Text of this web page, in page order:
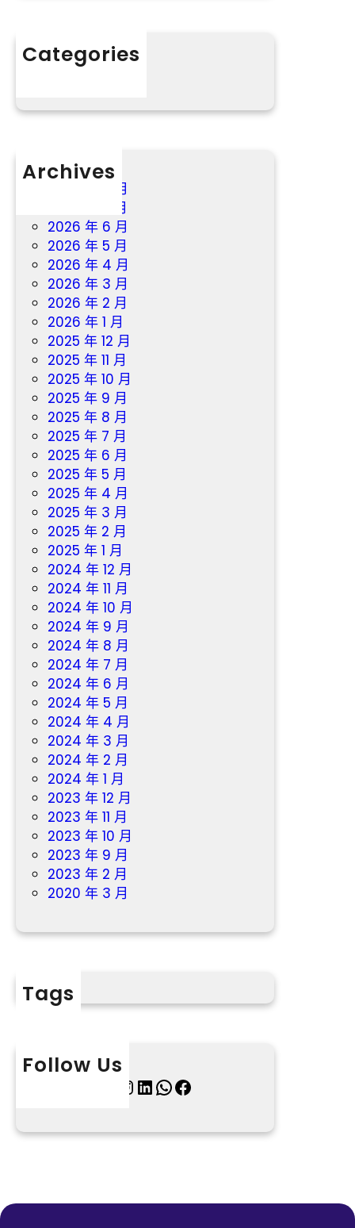
砥
Categories
Archives
2026 年 8 月
2026 年 7 月
2026 年 6 月
2026 年 5 月
2026 年 4 月
2026 年 3 月
2026 年 2 月
2026 年 1 月
2025 年 12 月
2025 年 11 月
2025 年 10 月
2025 年 9 月
2025 年 8 月
2025 年 7 月
2025 年 6 月
2025 年 5 月
2025 年 4 月
2025 年 3 月
2025 年 2 月
2025 年 1 月
2024 年 12 月
2024 年 11 月
2024 年 10 月
2024 年 9 月
2024 年 8 月
2024 年 7 月
2024 年 6 月
2024 年 5 月
2024 年 4 月
2024 年 3 月
2024 年 2 月
2024 年 1 月
2023 年 12 月
2023 年 11 月
2023 年 10 月
2023 年 9 月
2023 年 2 月
2020 年 3 月
Tags
Follow Us
InstagramLinkedIn WhatsApp Facebook